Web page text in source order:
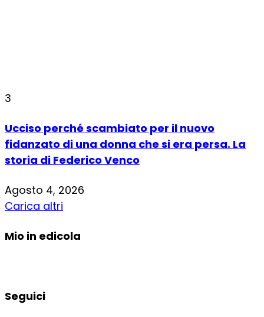
3
Ucciso perché scambiato per il nuovo
fidanzato di una donna che si era persa. La
storia di Federico Venco
Agosto 4, 2026
Carica altri
Mio in edicola
Seguici